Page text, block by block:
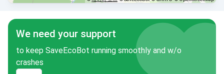
We need your support
to keep SaveEcoBot running smoothly and w/o
crashes